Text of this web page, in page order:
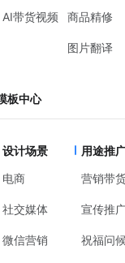
AI带货视频 商品精修
图片翻译
板中心
设计场景
电商
社交媒体
微信营销
用途推
营销带
宣传推
祝福问
模板推荐
时尚风蓝紫色休闲娱乐类酒吧营销套餐手机全屏海报
时尚风休闲娱乐类蓝色海边露天酒吧营销活动手机全屏海报